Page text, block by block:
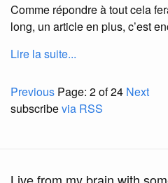
Comme répondre à tout cela
long, un article en plus, c’est
Lire la suite...
Previous Page: 2 of 24 Next
subscribevia RSS
Live from my brain with